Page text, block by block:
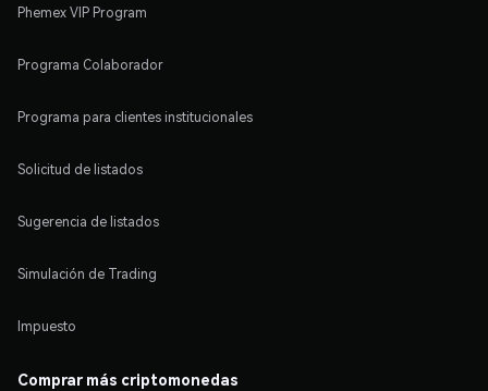
Phemex VIP Program
Programa Colaborador
Programa para clientes institucionales
Solicitud de listados
Sugerencia de listados
Simulación de Trading
Impuesto
Comprar más criptomonedas